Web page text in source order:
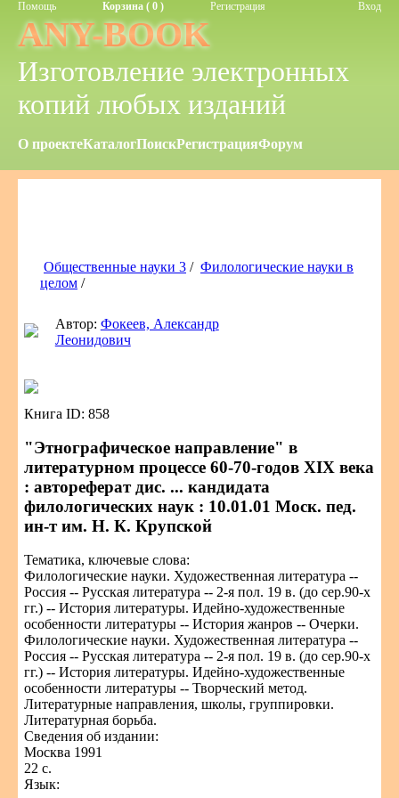
Помощь Корзина ( 0 ) Регистрация Вход
ANY-BOOK
Изготовление электронных
копий любых изданий
О проектеКаталогПоискРегистрацияФорум
Общественные науки 3 / Филологические науки в
целом /
Автор: Фокеев, Александр
Леонидович
Книга ID: 858
"Этнографическое направление" в
литературном процессе 60-70-годов XIX века
: автореферат дис. ... кандидата
филологических наук : 10.01.01 Моск. пед.
ин-т им. Н. К. Крупской
Тематика, ключевые слова:
Филологические науки. Художественная литература --
Россия -- Русская литература -- 2-я пол. 19 в. (до сер.90-х
гг.) -- История литературы. Идейно-художественные
особенности литературы -- История жанров -- Очерки.
Филологические науки. Художественная литература --
Россия -- Русская литература -- 2-я пол. 19 в. (до сер.90-х
гг.) -- История литературы. Идейно-художественные
особенности литературы -- Творческий метод.
Литературные направления, школы, группировки.
Литературная борьба.
Сведения об издании:
Москва 1991
22 с.
Язык: